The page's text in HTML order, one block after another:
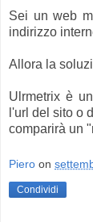
Sei un web
indirizzo
Allora la
Ulrmetrix è
l'url del sito o
comparirà un
Piero on
Condividi